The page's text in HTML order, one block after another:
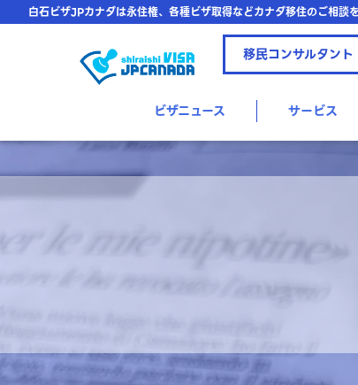
白石ビザJPカナダは永住権、各種ビザ取得などカナダ移住のご相談
移民コンサルタント
ビザニュース サービス